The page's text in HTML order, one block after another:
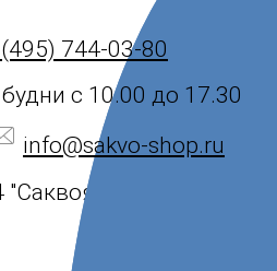
744-03-80
с 10.00 до 17.30
info@sakvo-shop.ru